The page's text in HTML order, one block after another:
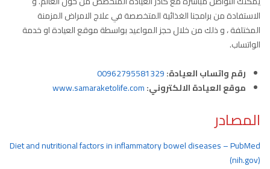
الاستفادة من برامجنا الغذائية المتخصصة في علاج الامراض المزمنة
المختلفة ، و ذلك من خلال حجز المواعيد بواسطة موقع العيادة او خدمة
الواتساب.
رقم واتساب العيادة:00962795581329
موقع العيادة الالكتروني:www.samaraketolife.com
المصادر
Diet and nutritional factors in inflammatory bowel diseases – PubMed
(nih.gov)